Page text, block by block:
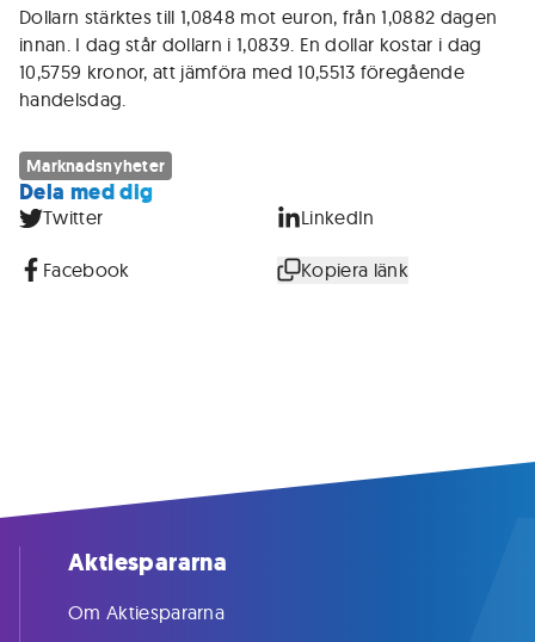
Dollarn stärktes till 1,0848 mot euron, från 1,0882 dagen
innan. I dag står dollarn i 1,0839. En dollar kostar i dag
10,5759 kronor, att jämföra med 10,5513 föregående
handelsdag.
Marknadsnyheter
Dela med dig
Twitter LinkedIn
Facebook Kopiera länk
Aktiespararna
Om Aktiespararna